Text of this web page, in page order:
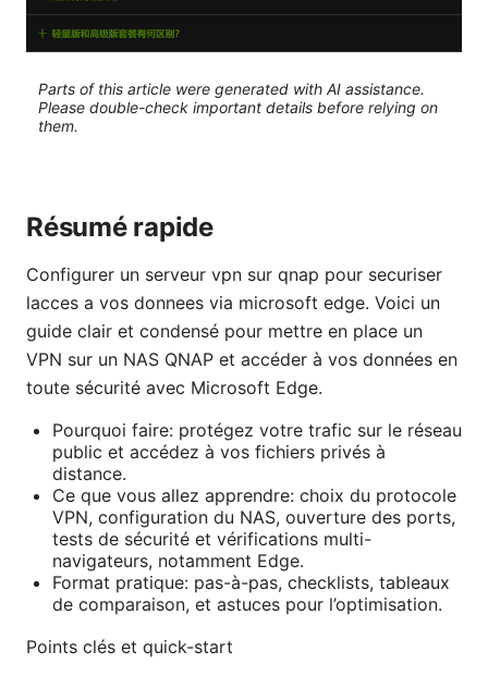
Parts of this article were generated with AI assistance.
Please double-check important details before relying on
them.
Résumé rapide
Configurer un serveur vpn sur qnap pour securiser
lacces a vos donnees via microsoft edge. Voici un
guide clair et condensé pour mettre en place un
VPN sur un NAS QNAP et accéder à vos données en
toute sécurité avec Microsoft Edge.
Pourquoi faire: protégez votre trafic sur le réseau
public et accédez à vos fichiers privés à
distance.
Ce que vous allez apprendre: choix du protocole
VPN, configuration du NAS, ouverture des ports,
tests de sécurité et vérifications multi-
navigateurs, notamment Edge.
Format pratique: pas-à-pas, checklists, tableaux
de comparaison, et astuces pour l’optimisation.
Points clés et quick-start